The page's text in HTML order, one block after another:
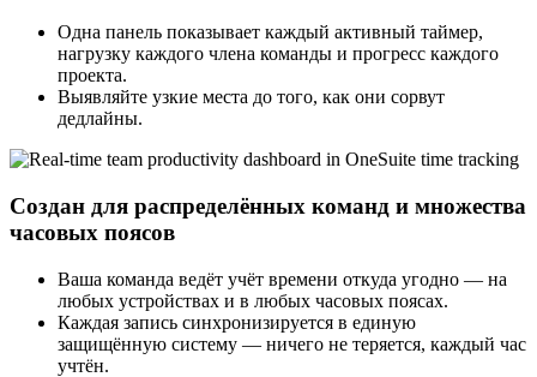
Одна панель показывает каждый активный таймер,
нагрузку каждого члена команды и прогресс каждого
проекта.
Выявляйте узкие места до того, как они сорвут
дедлайны.
Создан для распределённых команд и множества
часовых поясов
Ваша команда ведёт учёт времени откуда угодно — на
любых устройствах и в любых часовых поясах.
Каждая запись синхронизируется в единую
защищённую систему — ничего не теряется, каждый час
учтён.